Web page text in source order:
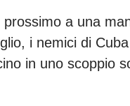
a una
i nemici di
in uno scoppio